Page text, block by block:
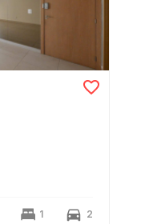
1 2